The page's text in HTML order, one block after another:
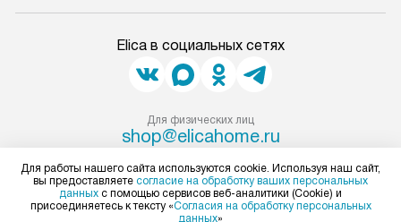
дополнительная плата. Важно
прибора не позволяют ему пройти
через дверной проем, сотрудники
демонтировать дверцы, ручки или
другие выступающие элементы, так
как это может привести к отказу
в гарантийном ремонте в будущем.
Перед заказом удостоверьтесь, что
слива.
подключение к
коммуникациям,
и консультацию
Elica в социальных сетях
Для физических лиц
shop@elicahome.ru
business@kvalitet.company
НАПИСАТЬ РУКОВОДСТВУ
Для работы нашего сайта используются cookie. Используя наш сайт,
вы предоставляете согласие на обработку ваших персональных
данных с помощью сервисов веб-аналитики (Cookie) и
присоединяетесь к тексту «Согласия на обработку персональных
данных»